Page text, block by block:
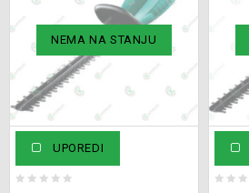
NEMA NA STANJU
UPOREDI